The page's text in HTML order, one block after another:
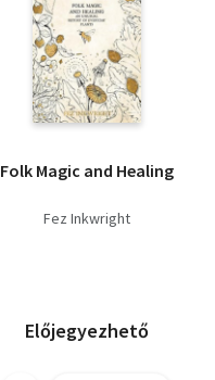
Folk Magic and Healing
Fez Inkwright
Előjegyezhető